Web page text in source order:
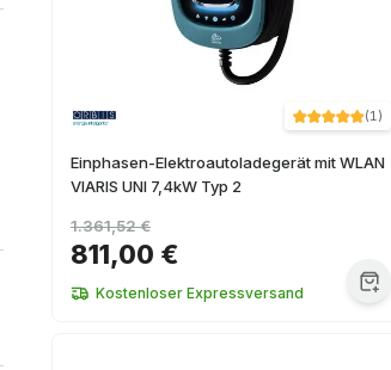
(1)
Einphasen-Elektroautoladegerät mit WLAN
VIARIS UNI 7,4kW Typ 2
811,00 €
1.361,52 €
Kostenloser Expressversand